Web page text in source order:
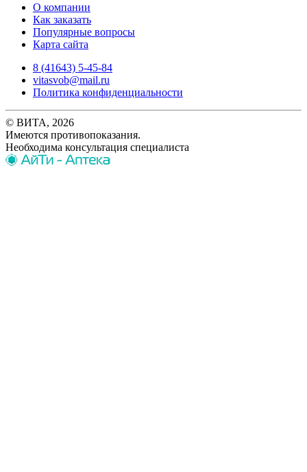
О компании
Как заказать
Популярные вопросы
Карта сайта
8 (41643) 5-45-84
vitasvob@mail.ru
Политика конфиденциальности
© ВИТА, 2026
Имеются противопоказания.
Необходима консультация специалиста